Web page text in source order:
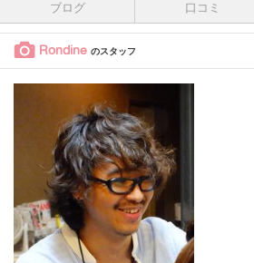
ブログ 口コミ
Rondine のスタッフ